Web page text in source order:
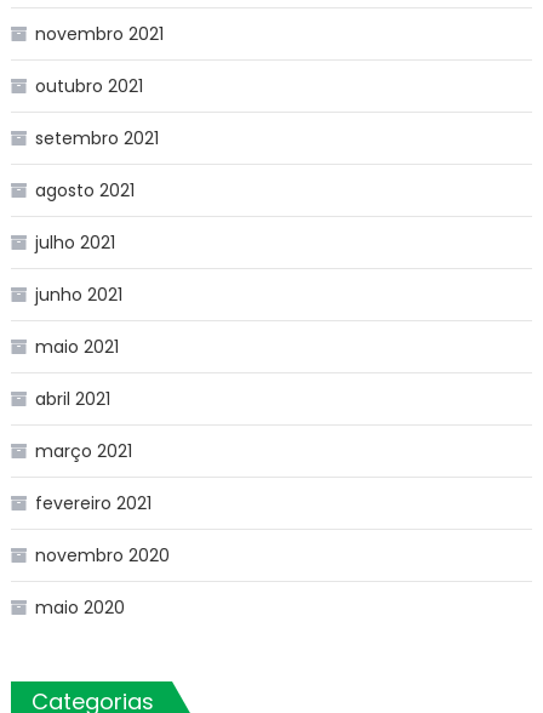
novembro 2021
outubro 2021
setembro 2021
agosto 2021
julho 2021
junho 2021
maio 2021
abril 2021
março 2021
fevereiro 2021
novembro 2020
maio 2020
Categorias